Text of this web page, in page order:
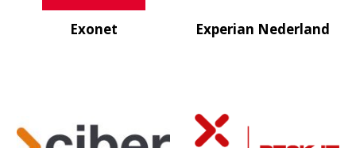
Exonet Experian Nederland